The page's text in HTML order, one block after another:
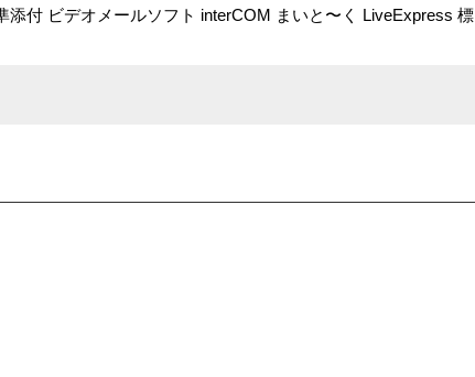
付 ビデオメールソフト interCOM まいと〜く LiveExpress 標